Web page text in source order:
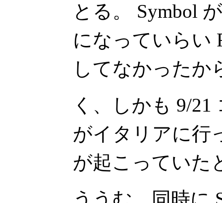
とる。 Symbol
になっていらい
してなかったか
く、しかも 9/
がイタリアに行
が起こってい